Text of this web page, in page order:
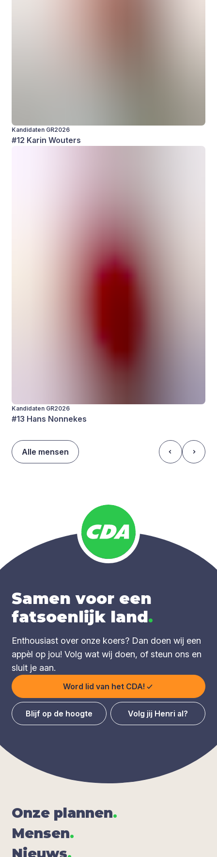
Kandidaten GR2026
#12 Karin Wouters
Kandidaten GR2026
#13 Hans Nonnekes
Alle mensen
Samen voor een
fatsoenlijk land.
Enthousiast over onze koers? Dan doen wij een
appèl op jou! Volg wat wij doen, of steun ons en
sluit je aan.
Word lid van het CDA!
Blijf op de hoogte Volg jij Henri al?
Onze plan­nen.
Men­sen.
Nieuws.